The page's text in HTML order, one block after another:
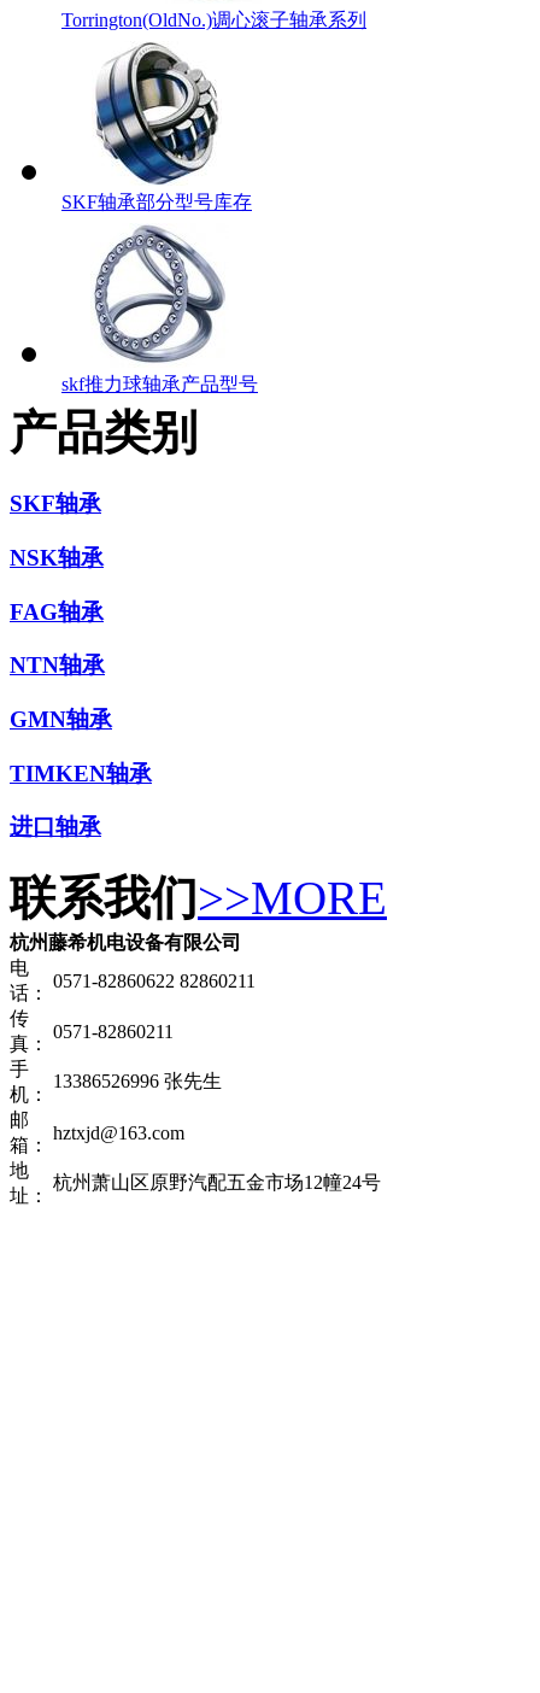
Torrington(OldNo.)调心滚子轴承系列
SKF轴承部分型号库存
skf推力球轴承产品型号
产品类别
SKF轴承
NSK轴承
FAG轴承
NTN轴承
GMN轴承
TIMKEN轴承
进口轴承
联系我们>>MORE
杭州藤希机电设备有限公司
电
话：
0571-82860622 82860211
传
真：
0571-82860211
手
机：
13386526996 张先生
邮
箱：
hztxjd@163.com
地
址：
杭州萧山区原野汽配五金市场12幢24号